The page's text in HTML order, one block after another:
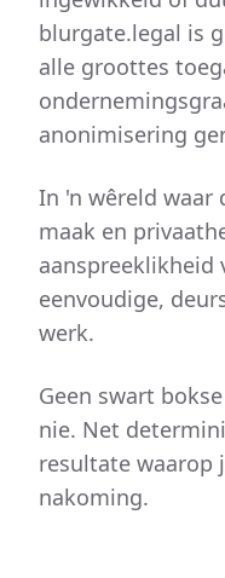
blurgate.legal is
alle groottes
anonimisering
In 'n wêreld waar
maak en
aanspreeklikheid
eenvoudige,
werk.
Geen swart
nie. Net
resultate waarop
nakoming.